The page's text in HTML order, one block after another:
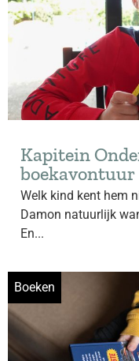
Kapitein
boekavontuur
Welk kind kent hem
Damon natuurlijk
En...
Boeken